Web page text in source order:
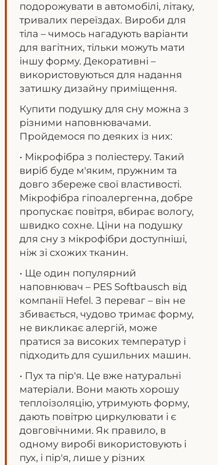
подорожувати в автомобілі, літаку,
тривалих переїздах. Вироби для
тіла – чимось нагадують варіанти
для вагітних, тільки можуть мати
іншу форму. Декоративні –
використовуються для надання
затишку дизайну приміщення.
Купити подушку для сну можна з
різними наповнювачами.
Пройдемося по деяких із них:
• Мікрофібра з поліестеру. Такий
виріб буде м'яким, пружним та
довго збереже свої властивості.
Мікрофібра гіпоалергенна, добре
пропускає повітря, вбирає вологу,
швидко сохне. Ціни на подушку
для сну з мікрофібри доступніші,
ніж зі схожих тканин.
• Ще один популярний
наповнювач – PES Softbausch від
компанії Hefel. З переваг – він не
збивається, чудово тримає форму,
не викликає алергій, може
пратися за високих температур і
підходить для сушильних машин.
• Пух та пір'я. Це вже натуральні
матеріали. Вони мають хорошу
теплоізоляцію, утримують форму,
дають повітрю циркулювати і є
довговічними. Як правило, в
одному виробі використовують і
пух, і пір'я, лише у різних